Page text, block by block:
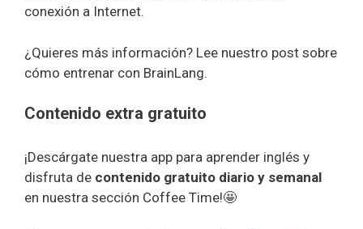
conexión a Internet.
¿Quieres más información? Lee nuestro post sobre
cómo entrenar con BrainLang.
Contenido extra gratuito
¡Descárgate nuestra app para aprender inglés y
disfruta de contenido gratuito diario y semanal
en nuestra sección Coffee Time!🤩